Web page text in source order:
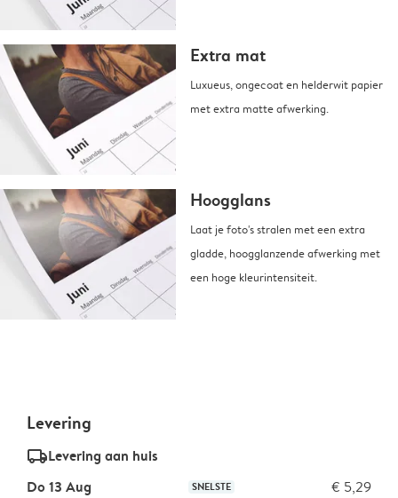
Extra mat
Luxueus, ongecoat en helderwit papier
met extra matte afwerking.
Hoogglans
Laat je foto's stralen met een extra
gladde, hoogglanzende afwerking met
een hoge kleurintensiteit.
Levering
delivery_standard_v2Levering aan huis
Do 13 Aug
SNELSTE € 5,29